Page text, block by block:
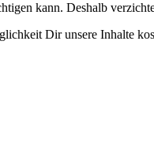
kann. Deshalb
Dir unsere Inhalte